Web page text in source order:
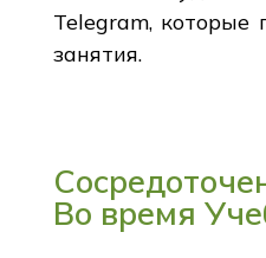
Telegram, которые
занятия.
Во время